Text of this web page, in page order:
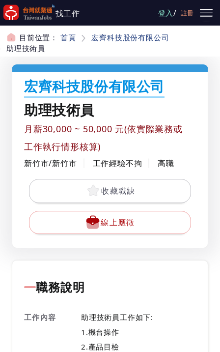
跳到主要內容
找工作 登入/ 註冊
目前位置： 首頁
宏齊科技股份有限公司
助理技術員
宏齊科技股份有限公司
助理技術員
月薪30,000 ~ 50,000 元(依實際業務或
工作執行情形核算)
新竹市/新竹市 工作經驗不拘 高職
收藏職缺
線上應徵
職務說明
工作內容
助理技術員工作如下:
1.機台操作
2.產品目檢